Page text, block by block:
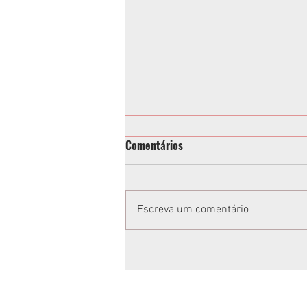
Toninho e Alisson Wandscheer
Comentários
Escreva um comentário